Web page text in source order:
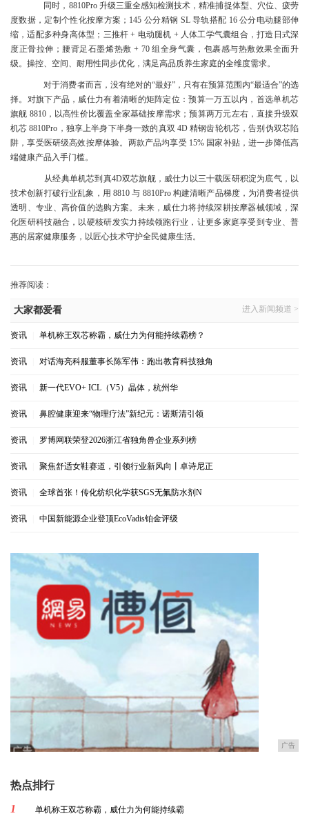
同时，8810Pro 升级三重全感知检测技术，精准捕捉体型、穴位、疲劳
度数据，定制个性化按摩方案；145 公分精钢 SL 导轨搭配 16 公分电动腿部伸
缩，适配多种身高体型；三推杆 + 电动腿机 + 人体工学气囊组合，打造日式深
度正骨拉伸；腰背足石墨烯热敷 + 70 组全身气囊，包裹感与热敷效果全面升
级。操控、空间、耐用性同步优化，满足高品质养生家庭的全维度需求。
对于消费者而言，没有绝对的“最好”，只有在预算范围内“最适合”的选
择。对旗下产品，威仕力有着清晰的矩阵定位：预算一万五以内，首选单机芯
旗舰 8810，以高性价比覆盖全家基础按摩需求；预算两万元左右，直接升级双
机芯 8810Pro，独享上半身下半身一致的真双 4D 精钢齿轮机芯，告别伪双芯陷
阱，享受医研级高效按摩体验。两款产品均享受 15% 国家补贴，进一步降低高
端健康产品入手门槛。
从经典单机芯到真4D双芯旗舰，威仕力以三十载医研积淀为底气，以
技术创新打破行业乱象，用 8810 与 8810Pro 构建清晰产品梯度，为消费者提供
透明、专业、高价值的选购方案。未来，威仕力将持续深耕按摩器械领域，深
化医研科技融合，以硬核研发实力持续领跑行业，让更多家庭享受到专业、普
惠的居家健康服务，以匠心技术守护全民健康生活。
推荐阅读：
大家都爱看 进入新闻频道 >
资讯 单机称王双芯称霸，威仕力为何能持续霸榜？
资讯 对话海亮科服董事长陈军伟：跑出教育科技独角
资讯 新一代EVO+ ICL（V5）晶体，杭州华
资讯 鼻腔健康迎来“物理疗法”新纪元：诺斯清引领
资讯 罗博网联荣登2026浙江省独角兽企业系列榜
资讯 聚焦舒适女鞋赛道，引领行业新风向丨卓诗尼正
资讯 全球首张！传化纺织化学获SGS无氟防水剂N
资讯 中国新能源企业登顶EcoVadis铂金评级
广告
热点排行
1
单机称王双芯称霸，威仕力为何能持续霸